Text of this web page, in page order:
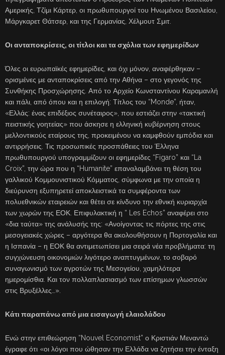
Αμερικής, Τζίμι Κάρτερ, οι πρωθυπουργοί του Ηνωμένου Βασιλείου,
Μάργκαρετ Θάτσερ, και της Γερμανίας, Χέλμουτ Σμιτ.
Οι ανταποκρίσεις, οι τίτλοι και τα σχόλια των εφημερίδων
Όλες οι ευρωπαϊκές εφημερίδες, και όχι μόνον, αναφέρθηκαν –
ορισμένες με ανταποκρίσεις από την Αθήνα – στο γεγονός της
Συνθήκης Προσχώρησης. Από το Αρχείο Κωνσταντίνου Καραμανλή
και πάλι, από όπου και η επιλογή: Τίτλος του “Monde”, ήταν,
«Ελλάς: ένας επιδέξιος συνέταιρος», που εστιάζει στην «τακτική
πειστικής γοητείας» που άσκησε η ελληνική κυβέρνηση στους
μελλοντικούς εταίρους της, προκειμένου να καμφθούν εμπόδια και
αντιρρήσεις. Τις προσωπικές προσπάθειες του Έλληνα
πρωθυπουργού υπογραμμίζουν οι εφημερίδες “Figaro” και “La
Croix”, την ώρα που η “Humanite” επαναλαμβάνει τη θέση του
γαλλικού Κομμουνιστικού Κόμματος, σύμφωνα με την οποία η
διεύρυνση εξυπηρετεί αποκλειστικά τα συμφέροντα των
πολυεθνικών εταιρειών και θέτει σε κίνδυνο την εθνική κυριαρχία
των χωρών της ΕΟΚ. Επιφυλακτική η “ Les Echos” αναφέρει στο
«δια ταύτα» της ανάλυσής της: «Ανοίγοντας τις πόρτες της στις
μεσογειακές χώρες – αργότερα θα ακολουθήσουν η Πορτογαλία και
η Ισπανία – η ΕΟΚ θα αντιμετωπίσει μια σειρά νέα προβλήματα: τη
συγχώνευση οικονομιών λιγότερο αναπτυγμένων, το σοβαρό
συναγωνισμό των αγροτών της Μεσογείου, χαμηλότερα
ημερομίσθια. Και τον πολλαπλασιασμό των επίσημων γλωσσών
στις Βρυξέλλες…».
Κάτι παραπάνω από μια εισαγωγή ελαιολάδου
Ενώ στην επιθεώρηση “Nouvel Economist” ο Κριστιάν Μεναντώ
έγραφε ότι «οι λόγοι που ώθησαν την Ελλάδα να ζητήσει την ένταξη